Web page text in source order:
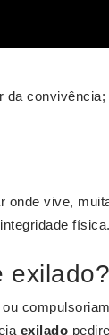
da
onde vive,
física.
exilado?
exilado